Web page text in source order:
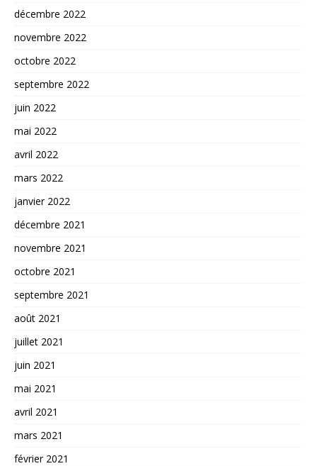
décembre 2022
novembre 2022
octobre 2022
septembre 2022
juin 2022
mai 2022
avril 2022
mars 2022
janvier 2022
décembre 2021
novembre 2021
octobre 2021
septembre 2021
août 2021
juillet 2021
juin 2021
mai 2021
avril 2021
mars 2021
février 2021